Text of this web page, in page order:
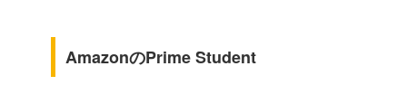
AmazonのPrime Student